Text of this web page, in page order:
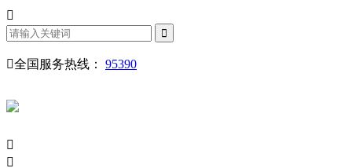
全国服务热线： 95390